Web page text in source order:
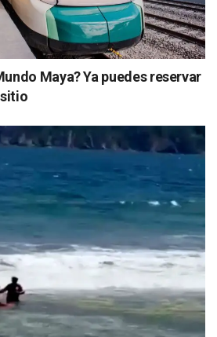
Maya? Ya puedes reservar